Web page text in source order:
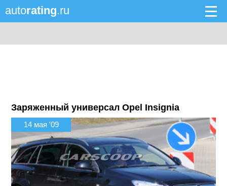
autorating.ru
Заряженный универсал Opel Insignia
14 мая '09